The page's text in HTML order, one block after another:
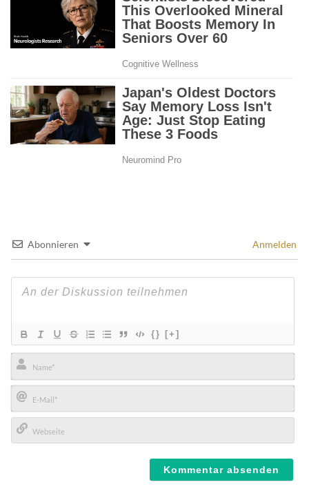
Abonnieren Anmelden
{} [+]
Name*
E-
Mail*